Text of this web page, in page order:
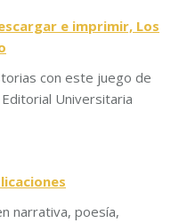
e imprimir, Los
con este juego de
Universitaria
narrativa, poesía,